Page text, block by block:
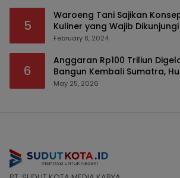
5
Waroeng Tani Sajikan
Kuliner yang Wajib
February 8, 2024
6
Anggaran Rp100 Triliun
Bangun Kembali Sumatra,
Bencana Bakal Difokuskan
May 25, 2026